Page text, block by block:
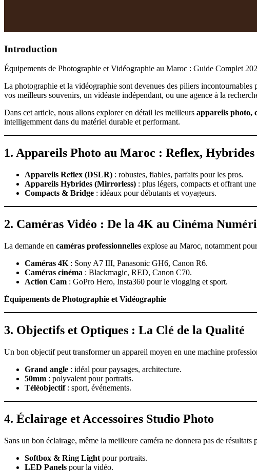
Introduction
Équipements de Photographie et Vidéographie au Maroc : Guide Complet
La photographie et la vidéographie sont devenues des piliers
vos meilleurs souvenirs, un vidéaste indépendant, ou une agence à la
Dans cet article, nous allons explorer en détail les meilleurs appareils photo,
intelligemment dans du matériel durable et performant.
1. Appareils Photo au Maroc : Reflex, Hybrides
Appareils Reflex (DSLR) : robustes, fiables, parfaits pour les pros.
Appareils Hybrides (Mirrorless) : plus légers, compacts et offrant
Compacts & Bridge : idéaux pour débutants et voyageurs.
2. Caméras Vidéo : De la 4K au Cinéma
La demande en caméras professionnelles explose au Maroc, notamment
Caméras 4K : Sony A7 III, Panasonic GH6, Canon R6.
Caméras cinéma : Blackmagic, RED, Canon C70.
Action Cam : GoPro Hero, Insta360 pour le vlogging et sport.
Équipements de Photographie et Vidéographie
3. Objectifs et Optiques : La Clé de la Qualité
Un bon objectif peut transformer un appareil moyen en une machine
Grand angle : idéal pour paysages, architecture.
50mm : polyvalent pour portraits.
Téléobjectif: sport, événements.
4. Éclairage et Accessoires Studio Photo
Sans un bon éclairage, même la meilleure caméra ne donnera pas de résultats
Softbox & Ring Light pour portraits.
LED Panels pour la vidéo.